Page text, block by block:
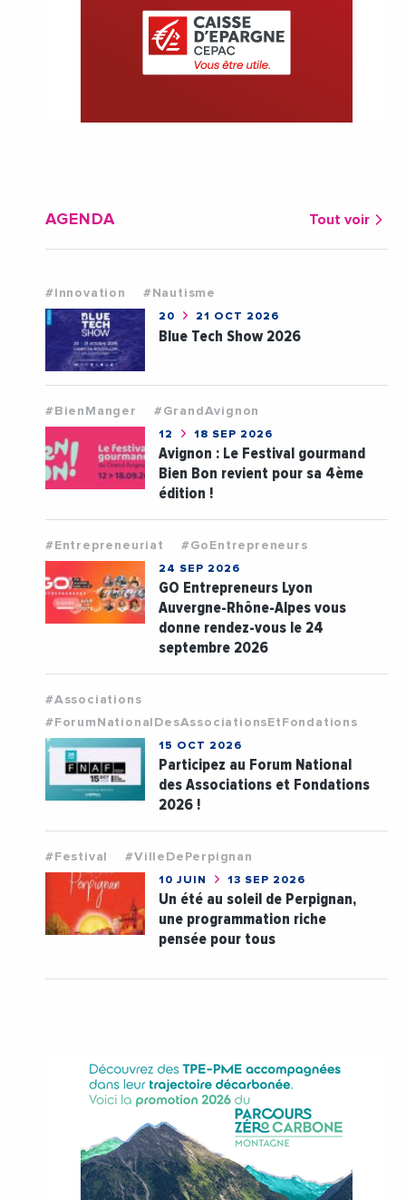
AGENDA Tout voir
#Innovation #Nautisme
20 21 OCT 2026
Blue Tech Show 2026
#BienManger #GrandAvignon
12 18 SEP 2026
Avignon : Le Festival gourmand
Bien Bon revient pour sa 4ème
édition !
#Entrepreneuriat #GoEntrepreneurs
24 SEP 2026
GO Entrepreneurs Lyon
Auvergne-Rhône-Alpes vous
donne rendez-vous le 24
septembre 2026
#Associations
#ForumNationalDesAssociationsEtFondations
15 OCT 2026
Participez au Forum National
des Associations et Fondations
2026 !
#Festival #VilleDePerpignan
10 JUIN 13 SEP 2026
Un été au soleil de Perpignan,
une programmation riche
pensée pour tous